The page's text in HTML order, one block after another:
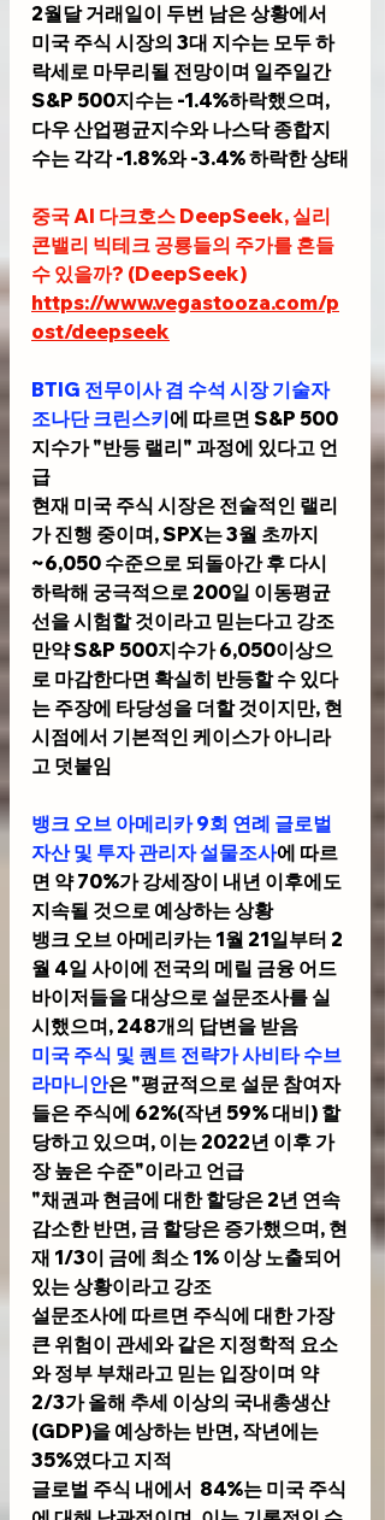
2월달 거래일이 두번 남은 상황에서
미국 주식 시장의 3대 지수는 모두 하
락세로 마무리될 전망이며 일주일간
S&P 500지수는 -1.4%하락했으며,
다우 산업평균지수와 나스닥 종합지
수는 각각 -1.8%와 -3.4% 하락한 상태
중국 AI 다크호스 DeepSeek, 실리
콘밸리 빅테크 공룡들의 주가를 흔들
수 있을까? (DeepSeek)
https://www.vegastooza.com/p
ost/deepseek
BTIG 전무이사 겸 수석 시장 기술자
조나단 크린스키에 따르면 S&P 500
지수가 "반등 랠리" 과정에 있다고 언
급
현재 미국 주식 시장은 전술적인 랠리
가 진행 중이며, SPX는 3월 초까지
~6,050 수준으로 되돌아간 후 다시
하락해 궁극적으로 200일 이동평균
선을 시험할 것이라고 믿는다고 강조
만약 S&P 500지수가 6,050이상으
로 마감한다면 확실히 반등할 수 있다
는 주장에 타당성을 더할 것이지만, 현
시점에서 기본적인 케이스가 아니라
고 덧붙임
뱅크 오브 아메리카 9회 연례 글로벌
자산 및 투자 관리자 설물조사에 따르
면 약 70%가 강세장이 내년 이후에도
지속될 것으로 예상하는 상황
뱅크 오브 아메리카는 1월 21일부터 2
월 4일 사이에 전국의 메릴 금융 어드
바이저들을 대상으로 설문조사를 실
시했으며, 248개의 답변을 받음
미국 주식 및 퀀트 전략가 사비타 수브
라마니안은 "평균적으로 설문 참여자
들은 주식에 62%(작년 59% 대비) 할
당하고 있으며, 이는 2022년 이후 가
장 높은 수준"이라고 언급
"채권과 현금에 대한 할당은 2년 연속
감소한 반면, 금 할당은 증가했으며, 현
재 1/3이 금에 최소 1% 이상 노출되어
있는 상황이라고 강조
설문조사에 따르면 주식에 대한 가장
큰 위험이 관세와 같은 지정학적 요소
와 정부 부채라고 믿는 입장이며 약
2/3가 올해 추세 이상의 국내총생산
(GDP)을 예상하는 반면, 작년에는
35%였다고 지적
글로벌 주식 내에서  84%는 미국 주식